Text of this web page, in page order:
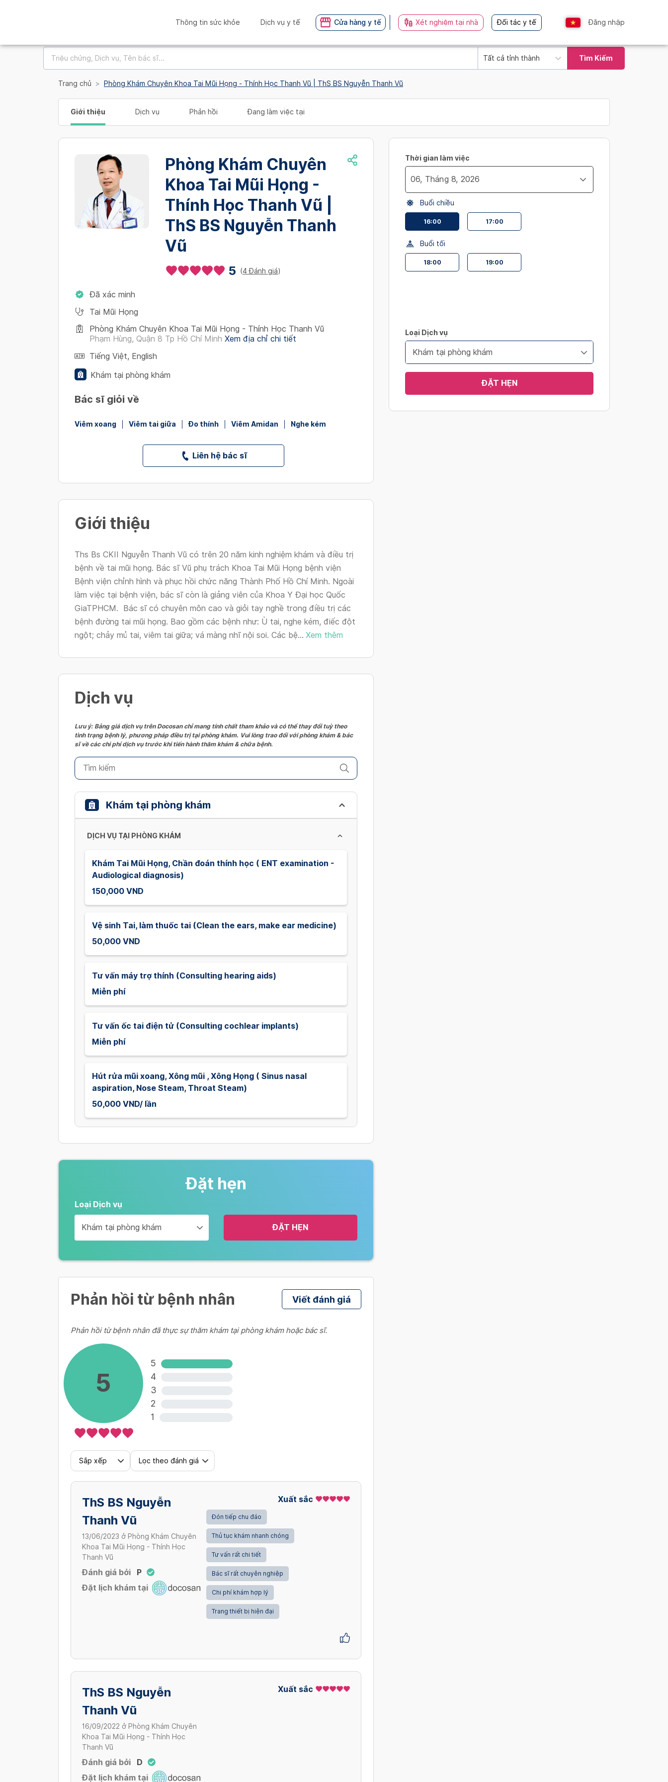
Thông tin sức khỏe Dịch vụ y tế Cửa hàng y tế Xét nghiệm tại nhà Đối tác y tế Đăng nhập
Tất cả tỉnh thành Tìm Kiếm
Trang chủ Phòng Khám Chuyên Khoa Tai Mũi Họng - Thính Học Thanh Vũ | ThS BS Nguyễn Thanh Vũ
Giới thiệu Dịch vụ Phản hồi Đang làm việc tại
Phòng Khám Chuyên
Khoa Tai Mũi Họng -
Thính Học Thanh Vũ |
ThS BS Nguyễn Thanh
Vũ
5 (4 Đánh giá)
Đã xác minh
Tai Mũi Họng
Phòng Khám Chuyên Khoa Tai Mũi Họng - Thính Học Thanh Vũ
Phạm Hùng, Quận 8 Tp Hồ Chí Minh Xem địa chỉ chi tiết
Tiếng Việt, English
Khám tại phòng khám
Bác sĩ giỏi về
Viêm xoang Viêm tai giữa Đo thính Viêm Amidan Nghe kém
Liên hệ bác sĩ
Giới thiệu
Ths Bs CKII Nguyễn Thanh Vũ có trên 20 năm kinh nghiệm khám và điều trị
bệnh về tai mũi họng. Bác sĩ Vũ phụ trách Khoa Tai Mũi Họng bệnh viện
Bệnh viện chỉnh hình và phục hồi chức năng Thành Phố Hồ Chí Minh. Ngoài
làm việc tại bệnh viện, bác sĩ còn là giảng viên của Khoa Y Đại học Quốc
GiaTPHCM. Bác sĩ có chuyên môn cao và giỏi tay nghề trong điều trị các
bệnh đường tai mũi họng. Bao gồm các bệnh như: Ù tai, nghe kém, điếc đột
ngột; chảy mủ tai, viêm tai giữa; vá màng nhĩ nội soi. Các bệ... Xem thêm
Dịch vụ
Lưu ý: Bảng giá dịch vụ trên Docosan chỉ mang tính chất tham khảo và có thể thay đổi tuỳ theo
tình trạng bệnh lý, phương pháp điều trị tại phòng khám. Vui lòng trao đổi với phòng khám & bác
sĩ về các chi phí dịch vụ trước khi tiến hành thăm khám & chữa bệnh.
Khám tại phòng khám
DỊCH VỤ TẠI PHÒNG KHÁM
Khám Tai Mũi Họng, Chần đoán thính học ( ENT examination -
Audiological diagnosis)
150,000 VND
Vệ sinh Tai, làm thuốc tai (Clean the ears, make ear medicine)
50,000 VND
Tư vấn máy trợ thính (Consulting hearing aids)
Miễn phí
Tư vấn ốc tai điện tử (Consulting cochlear implants)
Miễn phí
Hút rửa mũi xoang, Xông mũi , Xông Họng ( Sinus nasal
aspiration, Nose Steam, Throat Steam)
50,000 VND/ lần
Đặt hẹn
Loại Dịch vụ
Khám tại phòng khám ĐẶT HẸN
Phản hồi từ bệnh nhân Viết đánh giá
Phản hồi từ bệnh nhân đã thực sự thăm khám tại phòng khám hoặc bác sĩ.
5
5
4
3
2
1
Sắp xếp Lọc theo đánh giá
ThS BS Nguyễn
Thanh Vũ
13/06/2023 ở Phòng Khám Chuyên
Khoa Tai Mũi Họng - Thính Học
Thanh Vũ
Đánh giá bởi
P
Đặt lịch khám tại
Xuất sắc
Đón tiếp chu đáo
Thủ tục khám nhanh chóng
Tư vấn rất chi tiết
Bác sĩ rất chuyên nghiệp
Chi phí khám hợp lý
Trang thiết bị hiện đại
ThS BS Nguyễn
Thanh Vũ
16/09/2022 ở Phòng Khám Chuyên
Khoa Tai Mũi Họng - Thính Học
Thanh Vũ
Đánh giá bởi
D
Đặt lịch khám tại
Xuất sắc
Thời gian làm việc
Navigate
forward
interact
with
the
calendar
the
question
key
get
Buổi chiều
16:00 17:00
Buổi tối
18:00 19:00
Loại Dịch vụ
Khám tại phòng khám
ĐẶT HẸN